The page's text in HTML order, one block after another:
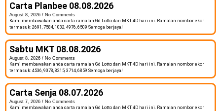
Carta Planbee 08.08.2026
August 8, 2026
No Comments
Kami membawakan anda carta ramalan Gd Lotto dan MKT 4D hari ini. Ramalan nombor ekor
termasuk: 2691, 7584, 1032, 4976, 6509 Semoga berjaya!
Sabtu MKT 08.08.2026
August 8, 2026
No Comments
Kami membawakan anda carta ramalan Gd Lotto dan MKT 4D hari ini. Ramalan nombor ekor
termasuk: 4536, 9078, 8215, 3714, 6859 Semoga berjaya!
Carta Senja 08.07.2026
August 7, 2026
No Comments
Kami membawakan anda carta ramalan Gd Lotto dan MKT 4D hari ini. Ramalan nombor ekor